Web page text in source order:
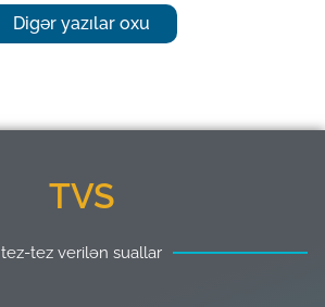
Digər yazılar oxu
TVS
tez-tez verilən suallar